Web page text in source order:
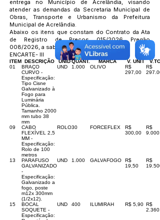
entrega no Município de Acrelândia, visando
atender as demandas da Secretaria Municipal de
Obras, Transporte e Urbanismo da Prefeitura
Municipal de Acrelândia.
Abaixo os itens que constam do Contrato da Ata
de Registro de Preços 015/2026 Pregão
008/2026, a saber:
ENCARTE- III
ITEM DESCRIÇÃO UNID QUANT. MARCA V. UNIT
01
BRAÇO
CURVO -
Especificação:
Tipo Cisne
Galvanizado à
Fogo para
Luminária
Pública.
Tamanho 2000
mm tubo 38
mm
UND 1.000 OLIVO
R$
297,00
R$
09
CABO
FLEXÍVEL 2,5
MM -
Especificação:
Rolo de 100
metros
ROLO30 FORCEFLEX
R$
300,00
R$
13
PARAFUSO
GALVANIZADO
-
Especificação:
Galvanizado a
fogo, poste
m12x 300mm
(1/2x12).
UND 1.000 GALVAFOGO
R$
19,50
R$
15
BOCAL
SOQUETE -
Especificação:
UND 400 ILUMIRAH R$ 5,90 R$